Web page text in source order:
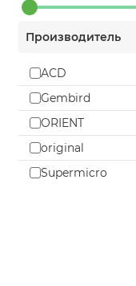
Производитель
ACD
Gembird
ORIENT
original
Supermicro